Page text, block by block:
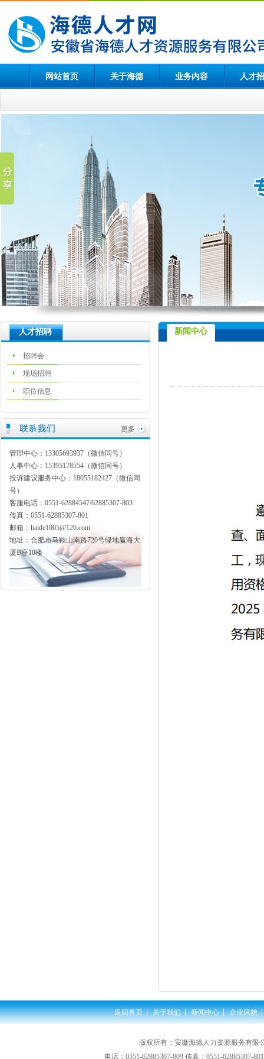
网站首页 关于海德 业务内容 人才
人才招聘
招聘会
现场招聘
职位信息
更多
管理中心：13305693937（微信同号）
人事中心：15395178554（微信同号）
投诉建议服务中心：18055182427（微信同
号）
客服电话：0551-62884547/62885307-803
传真：0551-62885307-801
邮箱：haide1005@126.com
地址：合肥市马鞍山南路720号绿地赢海大
厦B座10楼
新闻中心
返回首页 关于我们 新闻中心 企业风貌
版权所有：安徽海德人力资源服务有限
电话：0551-62885307-809 传真：0551-62885307-